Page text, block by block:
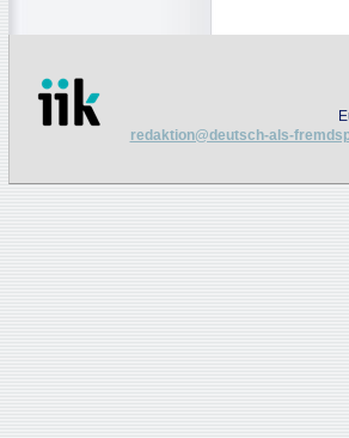
redaktion@deutsch-als-